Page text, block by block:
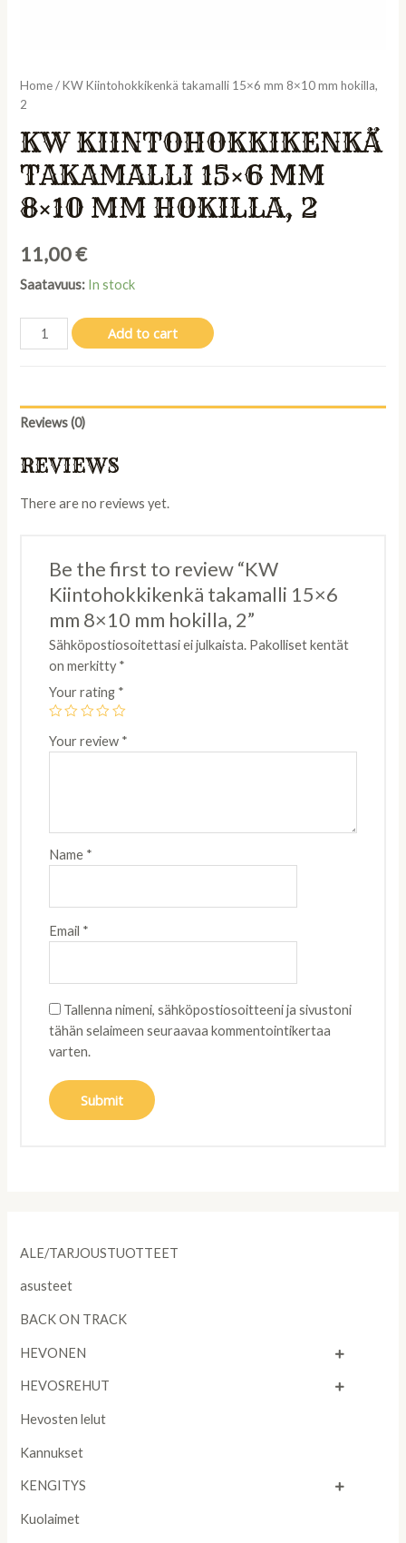
ALE/TARJOUSTUOTTEET
asusteet
BACK ON TRACK
HEVONEN
HEVOSREHUT
Hevosten lelut
Kannukset
KENGITYS
Kuolaimet
Home/ KW Kiintohokkikenkä takamalli 15×6 mm 8×10 mm hokilla,
2
KW KIINTOHOKKIKENKÄ
TAKAMALLI 15×6 MM
8×10 MM HOKILLA, 2
11,00€
Saatavuus: In stock
KW
Kiintohokkikenkä
mm
8x10
hokilla,
Add to cart
Reviews (0)
REVIEWS
There are no reviews yet.
Be the first to review “KW
Kiintohokkikenkä takamalli 15×6
mm 8×10 mm hokilla, 2”
Sähköpostiosoitettasi ei julkaista. Pakolliset kentät
on merkitty*
Your rating *
Your review *
Name *
Email *
Tallenna nimeni, sähköpostiosoitteeni ja sivustoni
tähän selaimeen seuraavaa kommentointikertaa
varten.